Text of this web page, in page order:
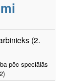
(2.
pēc speciālās